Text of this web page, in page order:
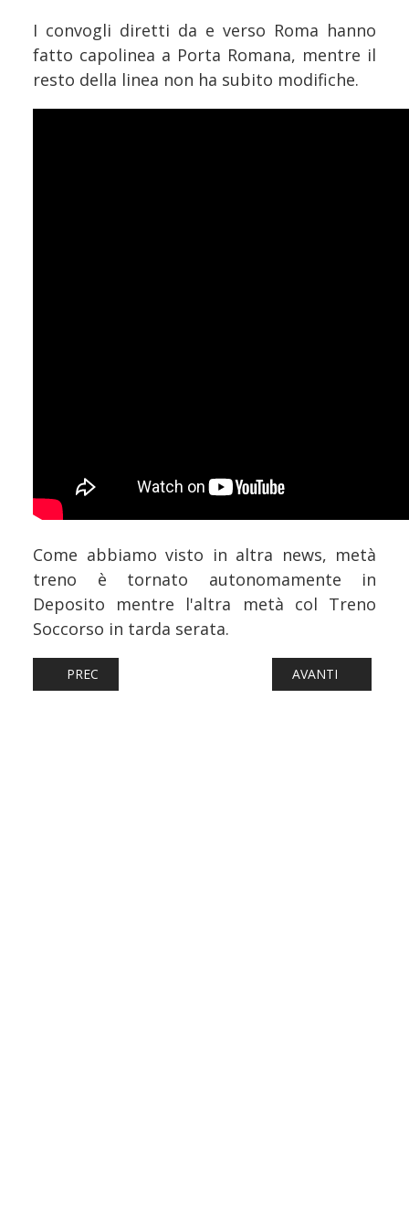
I convogli diretti da e verso Roma hanno
fatto capolinea a Porta Romana, mentre il
resto della linea non ha subito modifiche.
Come abbiamo visto in altra news, metà
treno è tornato autonomamente in
Deposito mentre l'altra metà col Treno
Soccorso in tarda serata.
ARTICOLO PRECEDENTE: FERROVIE: PAESI BASSI, PIÙ
PREC ARTICOLO
AVANTI